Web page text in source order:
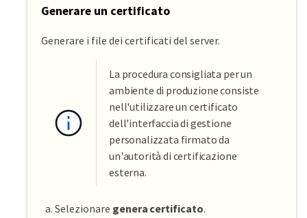
Generare un certificato
Generare i file dei certificati del server.
La procedura consigliata per un
ambiente di produzione consiste
nell'utilizzare un certificato
dell'interfaccia di gestione
personalizzata firmato da
un'autorità di certificazione
esterna.
Selezionare genera certificato.